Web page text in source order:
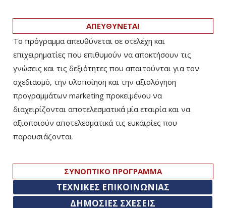
ΑΠΕΥΘΥΝΕΤΑΙ
Το πρόγραμμα απευθύνεται σε στελέχη και
επιχειρηματίες που επιθυμούν να αποκτήσουν τις
γνώσεις και τις δεξιότητες που απαιτούνται για τον
σχεδιασμό, την υλοποίηση και την αξιολόγηση
προγραμμάτων marketing προκειμένου να
διαχειρίζονται αποτελεσματικά μία εταιρία και να
αξιοποιούν αποτελεσματικά τις ευκαιρίες που
παρουσιάζονται.
ΣΥΝΟΠΤΙΚΟ ΠΡΟΓΡΑΜΜΑ
ΤΕΧΝΙΚΕΣ ΕΠΙΚΟΙΝΩΝΙΑΣ
ΔΗΜΟΣΙΕΣ ΣΧΕΣΕΙΣ